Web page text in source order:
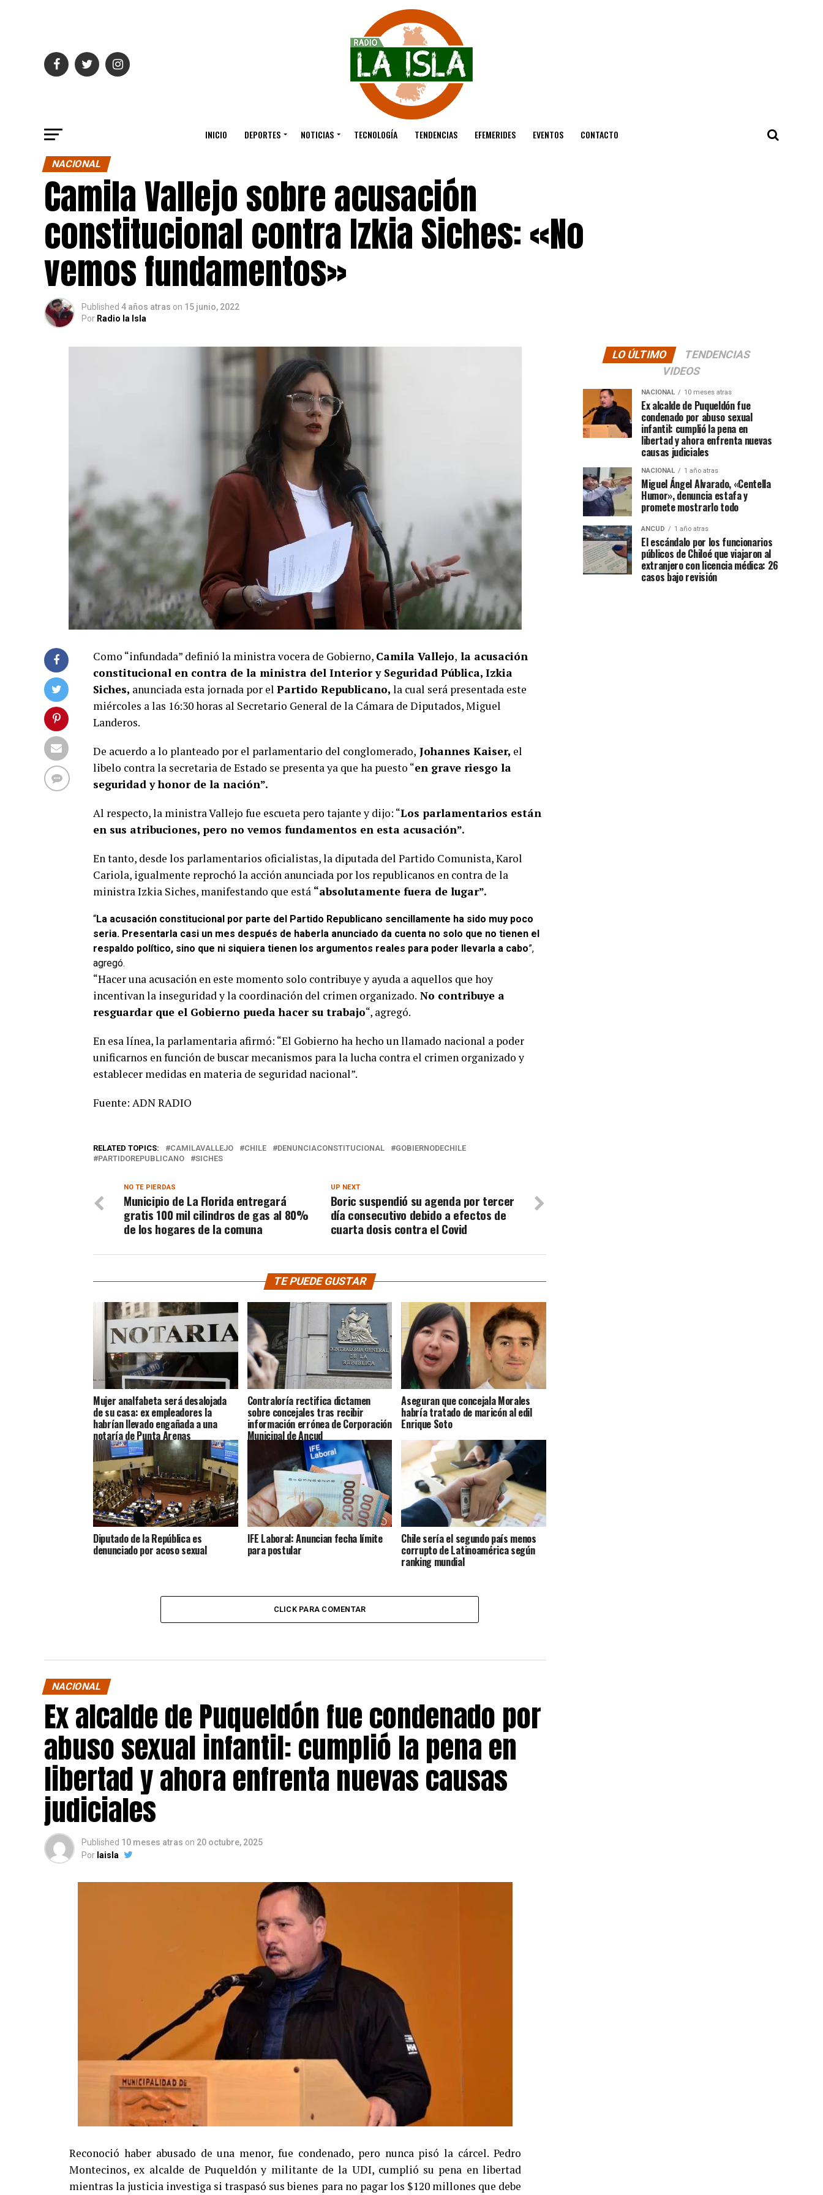
INICIO DEPORTES NOTICIAS TECNOLOGÍA TENDENCIAS EFEMERIDES EVENTOS CONTACTO
NACIONAL
Camila Vallejo sobre acusación
constitucional contra Izkia Siches: «No
vemos fundamentos»
Published 4 años atras on 15 junio, 2022
Por Radio la Isla
Como “infundada” definió la ministra vocera de Gobierno, Camila Vallejo, la acusación
constitucional en contra de la ministra del Interior y Seguridad Pública, Izkia
Siches, anunciada esta jornada por el Partido Republicano, la cual será presentada este
miércoles a las 16:30 horas al Secretario General de la Cámara de Diputados, Miguel
Landeros.
De acuerdo a lo planteado por el parlamentario del conglomerado, Johannes Kaiser, el
libelo contra la secretaria de Estado se presenta ya que ha puesto “en grave riesgo la
seguridad y honor de la nación”.
Al respecto, la ministra Vallejo fue escueta pero tajante y dijo: “Los parlamentarios están
en sus atribuciones, pero no vemos fundamentos en esta acusación”.
En tanto, desde los parlamentarios oficialistas, la diputada del Partido Comunista, Karol
Cariola, igualmente reprochó la acción anunciada por los republicanos en contra de la
ministra Izkia Siches, manifestando que está “absolutamente fuera de lugar”.
“La acusación constitucional por parte del Partido Republicano sencillamente ha sido muy poco
seria. Presentarla casi un mes después de haberla anunciado da cuenta no solo que no tienen el
respaldo político, sino que ni siquiera tienen los argumentos reales para poder llevarla a cabo”,
agregó.
“Hacer una acusación en este momento solo contribuye y ayuda a aquellos que hoy
incentivan la inseguridad y la coordinación del crimen organizado. No contribuye a
resguardar que el Gobierno pueda hacer su trabajo“, agregó.
En esa línea, la parlamentaria afirmó: “El Gobierno ha hecho un llamado nacional a poder
unificarnos en función de buscar mecanismos para la lucha contra el crimen organizado y
establecer medidas en materia de seguridad nacional”.
Fuente: ADN RADIO
RELATED TOPICS: CAMILAVALLEJO CHILE DENUNCIACONSTITUCIONAL
GOBIERNODECHILE
PARTIDOREPUBLICANO
SICHES
UP NEXT
Boric suspendió su agenda por tercer
día consecutivo debido a efectos de
cuarta dosis contra el Covid
NO TE PIERDAS
Municipio de La Florida entregará
gratis 100 mil cilindros de gas al 80%
de los hogares de la comuna
TE PUEDE GUSTAR
Mujer analfabeta será desalojada
de su casa: ex empleadores la
habrían llevado engañada a una
notaría de Punta Arenas
Contraloría rectifica dictamen
sobre concejales tras recibir
información errónea de Corporación
Municipal de Ancud
Aseguran que concejala Morales
habría tratado de maricón al edil
Enrique Soto
Diputado de la República es
denunciado por acoso sexual
IFE Laboral: Anuncian fecha límite
para postular
Chile sería el segundo país menos
corrupto de Latinoamérica según
ranking mundial
CLICK PARA COMENTAR
NACIONAL
Ex alcalde de Puqueldón fue condenado por
abuso sexual infantil: cumplió la pena en
libertad y ahora enfrenta nuevas causas
judiciales
Published 10 meses atras on 20 octubre, 2025
Por laisla
Reconoció haber abusado de una menor, fue condenado, pero nunca pisó la cárcel. Pedro
Montecinos, ex alcalde de Puqueldón y militante de la UDI, cumplió su pena en libertad
mientras la justicia investiga si traspasó sus bienes para no pagar los $120 millones que debe
LO ÚLTIMO
TENDENCIAS
VIDEOS
NACIONAL 10 meses atras
Ex alcalde de Puqueldón fue
condenado por abuso sexual
infantil: cumplió la pena en
libertad y ahora enfrenta nuevas
causas judiciales
NACIONAL 1 año atras
Miguel Ángel Alvarado, «Centella
Humor», denuncia estafa y
promete mostrarlo todo
ANCUD 1 año atras
El escándalo por los funcionarios
públicos de Chiloé que viajaron al
extranjero con licencia médica: 26
casos bajo revisión